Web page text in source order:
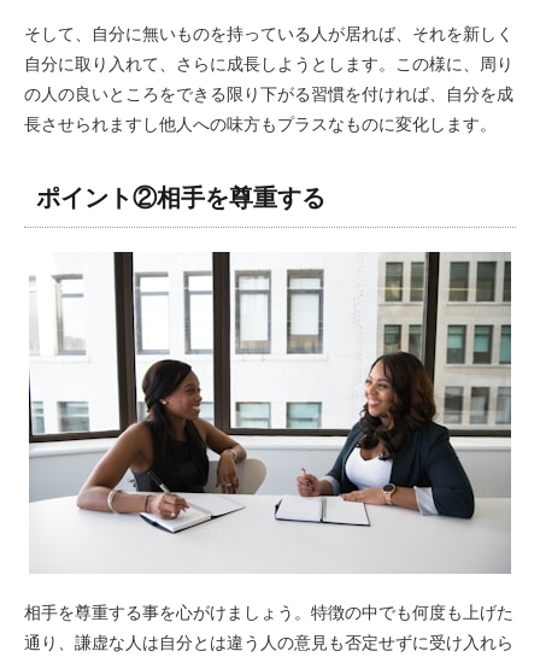
そして、自分に無いものを持っている人が居れば、それを新しく
自分に取り入れて、さらに成長しようとします。この様に、周り
の人の良いところをできる限り下がる習慣を付ければ、自分を成
長させられますし他人への味方もプラスなものに変化します。
ポイント②相手を尊重する
相手を尊重する事を心がけましょう。特徴の中でも何度も上げた
通り、謙虚な人は自分とは違う人の意見も否定せずに受け入れら